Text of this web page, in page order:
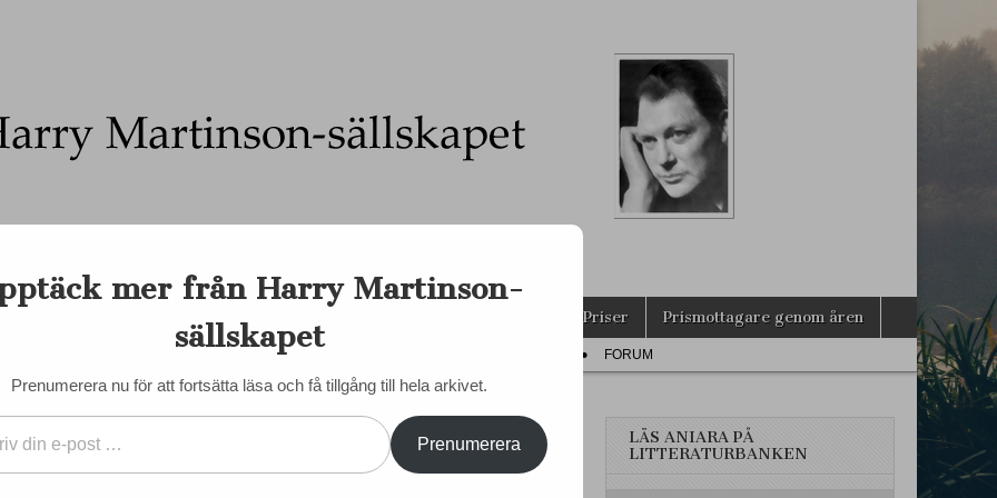
sällskapet Priser Prismottagare genom åren
FORUM
2021 – av
LÄS ANIARA PÅ
LITTERATURBANKEN
mer från Harry Martinson-
sällskapet
Prenumerera nu för att fortsätta läsa och få tillgång till hela arkivet.
Prenumerera